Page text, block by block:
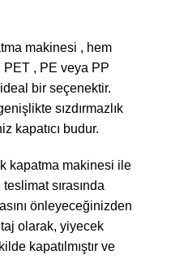
makinesi , hem
PET , PE veya PP
bir seçenektir.
sızdırmazlık
kapatıcı budur.
kapatma makinesi ile
teslimat sırasında
önleyeceğinizden
olarak, yiyecek
kapatılmıştır ve